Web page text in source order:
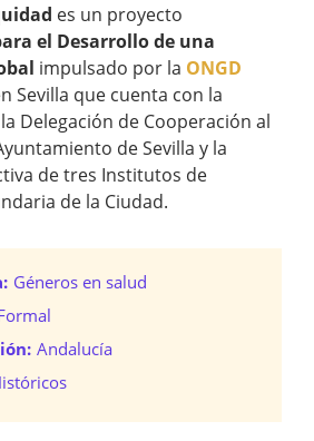
es un proyecto
el Desarrollo de una
impulsado por la ONGD
Sevilla que cuenta con la
Delegación de Cooperación al
de Sevilla y la
de tres Institutos de
de la Ciudad.
Géneros en salud
Andalucía